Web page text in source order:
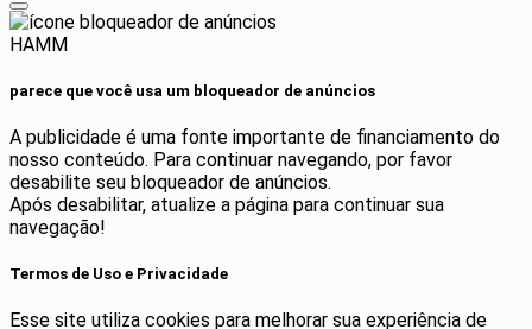
HAMM
parece que você usa um bloqueador de anúncios
A publicidade é uma fonte importante de financiamento do
nosso conteúdo. Para continuar navegando, por favor
desabilite seu bloqueador de anúncios.
Após desabilitar, atualize a página para continuar sua
navegação!
Termos de Uso e Privacidade
Esse site utiliza cookies para melhorar sua experiência de